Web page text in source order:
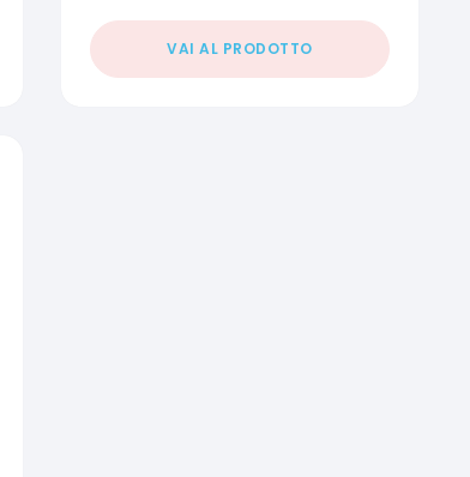
VAI AL PRODOTTO